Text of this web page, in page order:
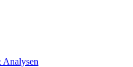
Analysen